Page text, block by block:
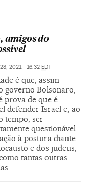
amigos do
2021 - 16:32 EDT
é que, assim
governo Bolsonaro,
prova de que é
defender Israel e, ao
tempo, ser
questionável
à postura diante
e dos judeus,
tantas outras